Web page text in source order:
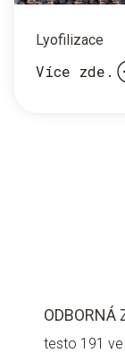
Lyofilizace
Více zde.
ODBORNÁ
testo 191